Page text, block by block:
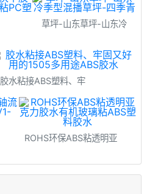
草坪-山东草坪-山东冷
胶水粘接ABS塑料、牢
ROHS环保ABS粘透明亚